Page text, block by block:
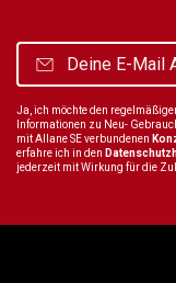
Ja, ich möchte den
Informationen zu Neu-
mit Allane SE verbundenen
erfahre ich in den
jederzeit mit Wirkung für die